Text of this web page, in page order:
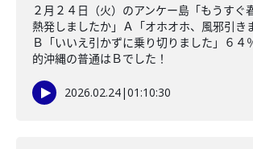
２月２４日（火）のアンケー島「もうすぐ
熱発しましたか」Ａ「オホオホ、風邪引き
Ｂ「いいえ引かずに乗り切りました」６４
的沖縄の普通はＢでした！
2026.02.24|01:10:30